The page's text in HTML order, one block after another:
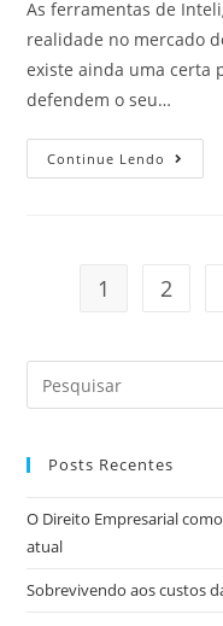
As ferramentas de
realidade no mercado
existe ainda uma certa
defendem o seu…
Continue Lendo
1 2
Posts Recentes
O Direito Empresarial
atual
Sobrevivendo aos custos